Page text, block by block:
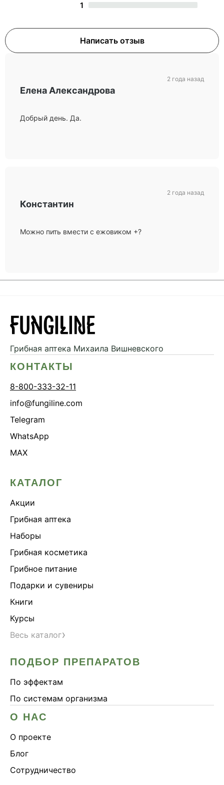
1
Написать отзыв
Елена Александрова
Добрый день. Да.
2 года назад
Константин
Можно пить вмести с ежовиком +?
2 года назад
Грибная аптека Михаила Вишневского
КОНТАКТЫ
8-800-333-32-11
info@fungiline.com
Telegram
WhatsApp
MAX
КАТАЛОГ
Акции
Грибная аптека
Наборы
Грибная косметика
Грибное питание
Подарки и сувениры
Книги
Курсы
Весь каталог›
ПОДБОР ПРЕПАРАТОВ
По эффектам
По системам организма
О НАС
О проекте
Блог
Сотрудничество